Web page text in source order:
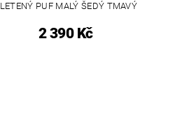
PUF MALÝ ŠEDÝ TMAVÝ
2 390 Kč